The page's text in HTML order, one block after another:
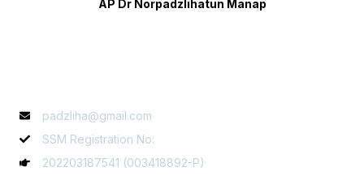
AP Dr Norpadzlihatun Manap
padzliha@gmail.com
SSM Registration No:
202203187541 (003418892-P)